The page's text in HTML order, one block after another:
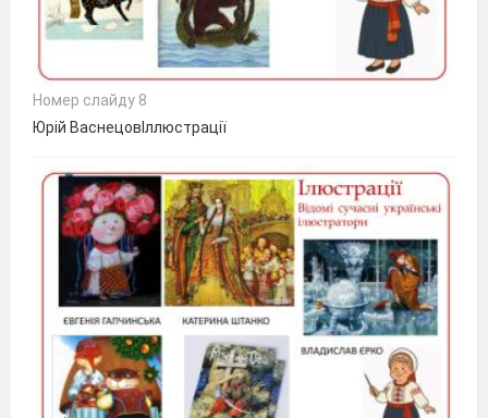
Номер слайду 8
Юрій ВаснецовІллюстрації